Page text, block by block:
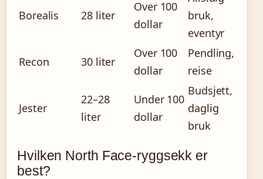
Borealis 28 liter
Over 100
dollar
bruk,
eventyr
Recon 30 liter
Over 100
dollar
Pendling,
reise
Jester
22–28
liter
Under 100
dollar
Budsjett,
daglig
bruk
Hvilken North Face-ryggsekk er
best?